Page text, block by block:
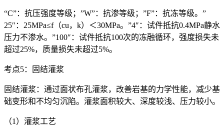
“C”：抗压强度等级；”W”：抗渗等级；”F”：抗冻等级。”
25″：25MPa≤f（cu，k）＜30MPa。”4″：试件抵抗0.4MPa静水
压力不渗水。”100″：试件抵抗100次的冻融循环，强度损失未
超过25%，质量损失未超过5%。
考点5：固结灌浆
固结灌浆：通过面状布孔灌浆，改善岩基的力学性能，减少基
础变形和不均匀沉陷。灌浆面积较大、深度较浅、压力较小。
（1）灌浆工艺